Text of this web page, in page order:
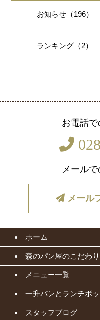
お知らせ（196）
ランキング（2）
お電話
メール
メール
ホーム
森のパン屋のこだわり
メニュー一覧
一升パンとランチボ
スタッフブログ